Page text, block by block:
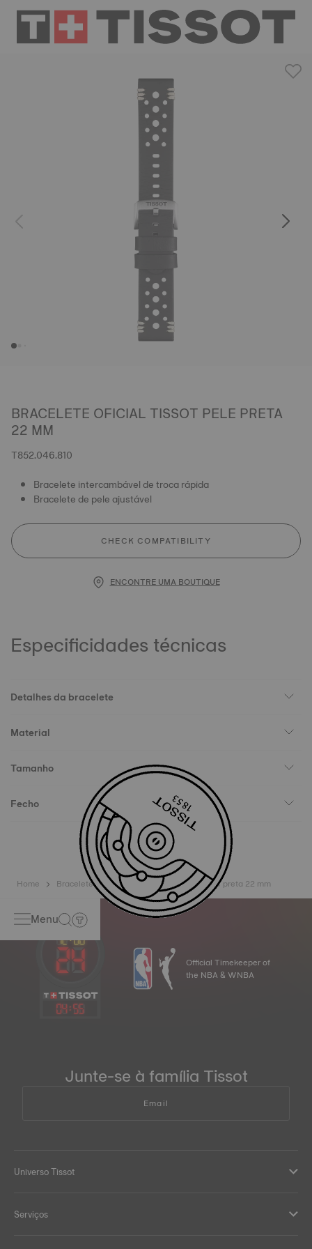
BRACELETE OFICIAL TISSOT PELE PRETA
22 MM
T852.046.810
Bracelete intercambável de troca rápida
Bracelete de pele ajustável
CHECK COMPATIBILITY
ENCONTRE UMA BOUTIQUE
Especificidades técnicas
Detalhes da bracelete
Material
Tamanho
Fecho
Home Braceletes Bracelete oficial Tissot pele preta 22 mm
Menu
04:55
Official Timekeeper of
the NBA & WNBA
Junte-se à família Tissot
Email
Universo Tissot
Serviços